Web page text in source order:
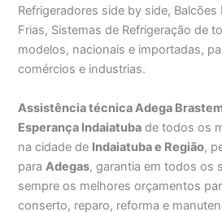
Refrigeradores side by side,
Frias, Sistemas de Refrigeração de
modelos, nacionais e importadas,
comércios e industrias.
Assistência técnica Adega
Esperança Indaiatuba de todos os
na cidade de Indaiatuba e Região,
paraAdegas, garantia em todos os
sempre os melhores orçamentos
conserto, reparo, reforma e